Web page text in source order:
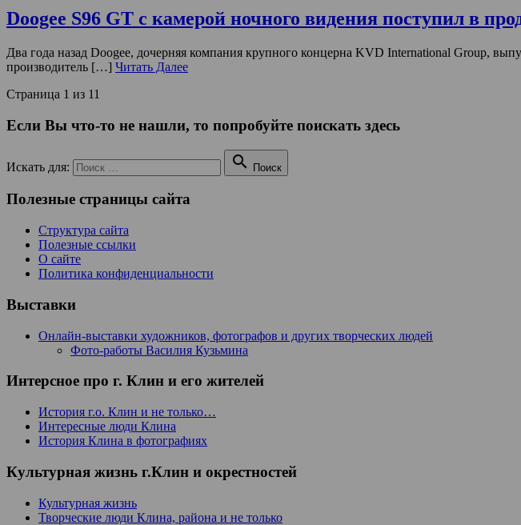
Doogee S96 GT с камерой ночного видения поступил в
Два года назад Doogee, дочерняя компания крупного концерна KVD International Group,
производитель […] Читать Далее
Страница 1 из 11
Если Вы что-то не нашли, то попробуйте поискать здесь
Искать для:  Поиск
Полезные страницы сайта
Структура сайта
Полезные ссылки
О сайте
Политика конфиденциальности
Выставки
Онлайн-выставки художников, фотографов и других творческих людей
Фото-работы Василия Кузьмина
Интерсное про г. Клин и его жителей
История г.о. Клин и не только…
Интересные люди Клина
История Клина в фотографиях
Культурная жизнь г.Клин и окрестностей
Культурная жизнь
Творческие люди Клина, района и не только